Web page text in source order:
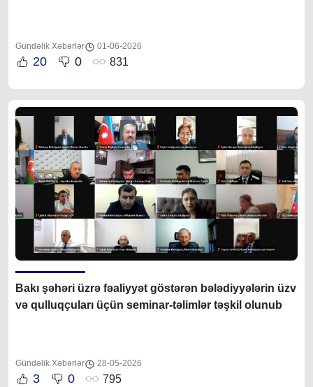
Gündəlik Xəbərlər 01-06-2026
20 0 831
Bakı şəhəri üzrə fəaliyyət göstərən bələdiyyələrin üzv
və qulluqçuları üçün seminar-təlimlər təşkil olunub
Gündəlik Xəbərlər 28-05-2026
3 0 795